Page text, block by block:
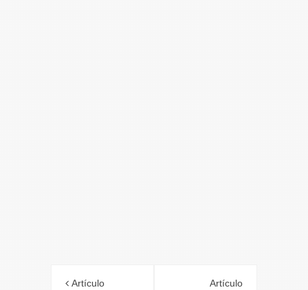
Artículo
Artículo